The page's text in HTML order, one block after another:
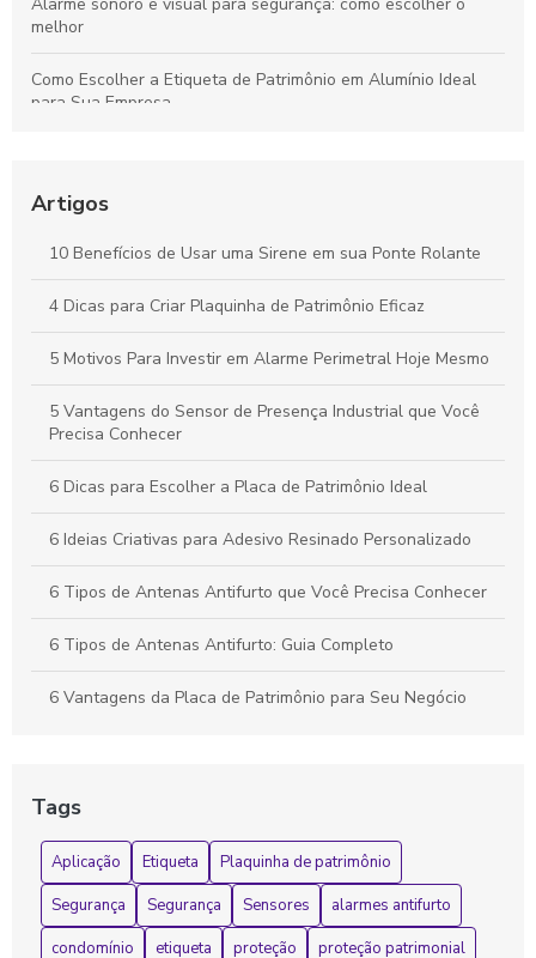
melhor
Como Escolher a Etiqueta de Patrimônio em Alumínio Ideal
para Sua Empresa
Sua Necessidade
Adesivos de alta performance: descubra como escolher o
ideal para suas necessidades
Artigos
10 Benefícios de Usar uma Sirene em sua Ponte Rolante
4 Dicas para Criar Plaquinha de Patrimônio Eficaz
5 Motivos Para Investir em Alarme Perimetral Hoje Mesmo
5 Vantagens do Sensor de Presença Industrial que Você
Precisa Conhecer
6 Dicas para Escolher a Placa de Patrimônio Ideal
6 Ideias Criativas para Adesivo Resinado Personalizado
6 Tipos de Antenas Antifurto que Você Precisa Conhecer
6 Tipos de Antenas Antifurto: Guia Completo
6 Vantagens da Placa de Patrimônio para Seu Negócio
Adesivo refletivo personalizado transforma segurança e
estilo em qualquer projeto
Adesivo refletivo personalizado transforma visibilidade e
segurança em projetos criativos
Tags
Aplicação Etiqueta
Plaquinha de patrimônio
Segurança
Segurança Sensores
alarmes antifurto
condomínio
etiqueta proteção
proteção patrimonial